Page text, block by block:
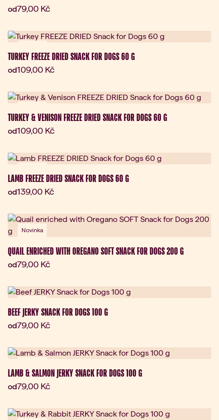
odAktuální cena:
79,00 Kč
TURKEY FREEZE DRIED SNACK FOR DOGS 60 G
odAktuální cena:
109,00 Kč
TURKEY & VENISON FREEZE DRIED SNACK FOR DOGS 60 G
odAktuální cena:
109,00 Kč
LAMB FREEZE DRIED SNACK FOR DOGS 60 G
odAktuální cena:
139,00 Kč
Novinka
QUAIL ENRICHED WITH OREGANO SOFT SNACK FOR DOGS 200 G
odAktuální cena:
79,00 Kč
BEEF JERKY SNACK FOR DOGS 100 G
odAktuální cena:
79,00 Kč
LAMB & SALMON JERKY SNACK FOR DOGS 100 G
odAktuální cena:
79,00 Kč